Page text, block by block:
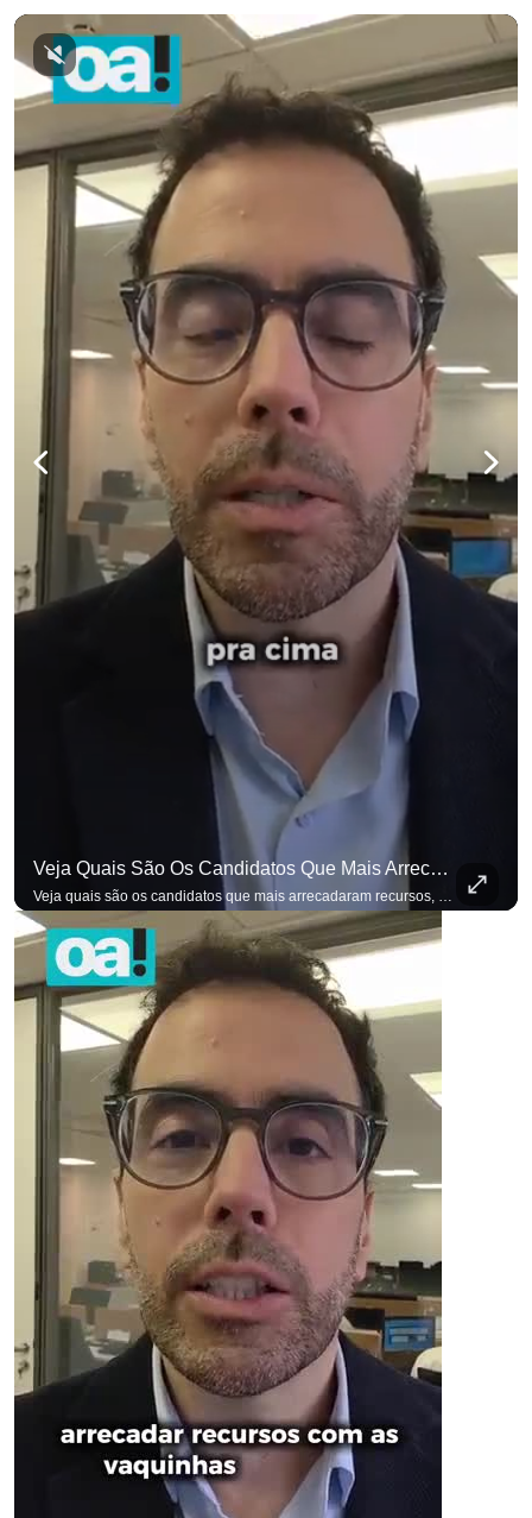
Veja Quais São Os Candidatos Que Mais Arrecadaram Recursos, Até Agora, Por Meio De Vaquinhas Eleito
Veja quais são os candidatos que mais arrecadaram recursos, até agora, por meio de vaquinhas eleitorais. #OAntagonista Se você busca informação com credibilidade, inscreva-se agora e ative o